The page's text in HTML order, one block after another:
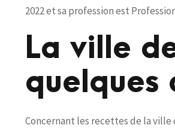
2022 et sa profession est
La ville
quelques
Concernant les recettes de la ville